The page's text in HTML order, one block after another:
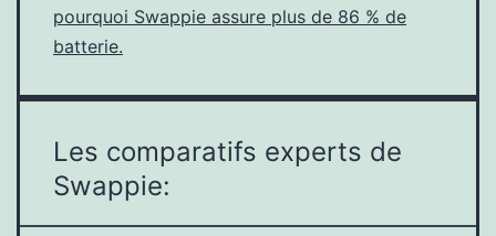
pourquoi Swappie assure plus de 86 % de
batterie.
Les comparatifs experts de
Swappie: